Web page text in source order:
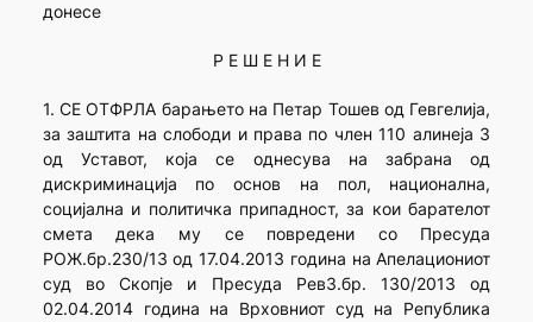
донесе
Р Е Ш Е Н И Е
1. СЕ ОТФРЛА барањето на Петар Тошев од Гевгелија,
за заштита на слободи и права по член 110 алинеја 3
од Уставот, која се однесува на забрана од
дискриминација по основ на пол, национална,
социјална и политичка припадност, за кои барателот
смета дека му се повредени со Пресуда
РОЖ.бр.230/13 од 17.04.2013 година на Апелациониот
суд во Скопје и Пресуда Рев3.бр. 130/2013 од
02.04.2014 година на Врховниот суд на Република